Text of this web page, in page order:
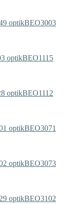
BEO3003
BEO1115
BEO1112
BEO3071
BEO3073
BEO3102